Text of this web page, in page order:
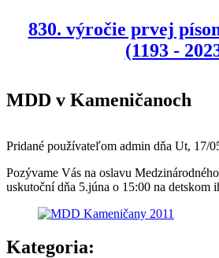
830. výročie prvej
(1193 -
MDD v Kameničanoch
Pridané používateľom admin dňa Ut, 17/
Pozývame Vás na oslavu
uskutoční dňa 5.júna o 15:00 na detskom
Kategoria: